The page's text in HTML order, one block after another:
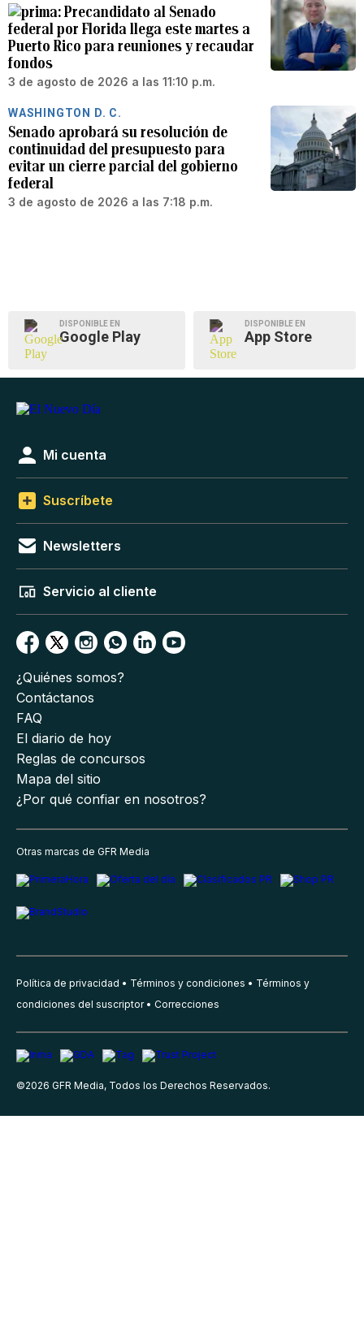
Precandidato al Senado
federal por Florida llega este martes a
Puerto Rico para reuniones y recaudar
fondos
3 de agosto de 2026 a las 11:10 p.m.
WASHINGTON D. C.
Senado aprobará su resolución de
continuidad del presupuesto para
evitar un cierre parcial del gobierno
federal
3 de agosto de 2026 a las 7:18 p.m.
DISPONIBLE EN
Google Play
DISPONIBLE EN
App Store
Mi cuenta
Suscríbete
Newsletters
Servicio al cliente
¿Quiénes somos?
Contáctanos
FAQ
El diario de hoy
Reglas de concursos
Mapa del sitio
¿Por qué confiar en nosotros?
Otras marcas de GFR Media
Política de privacidad Términos y condiciones
Términos y
condiciones del suscriptor
Correcciones
©2026 GFR Media, Todos los Derechos Reservados.